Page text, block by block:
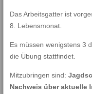
Das Arbeitsgatter ist
8. Lebensmonat.
Es müssen wenigstens 3
die Übung stattfindet.
Mitzubringen sind:
Nachweis über aktuelle